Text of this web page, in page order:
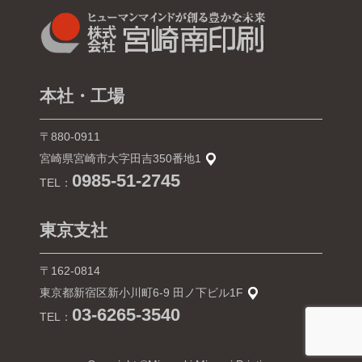
本社・工場
〒880-0911
宮崎県宮崎市大字田吉350番地1
TEL： 0985-51-2745
東京支社
〒162-0814
東京都新宿区新小川町6-9 田ノ下ビル1F
TEL： 03-6265-3540